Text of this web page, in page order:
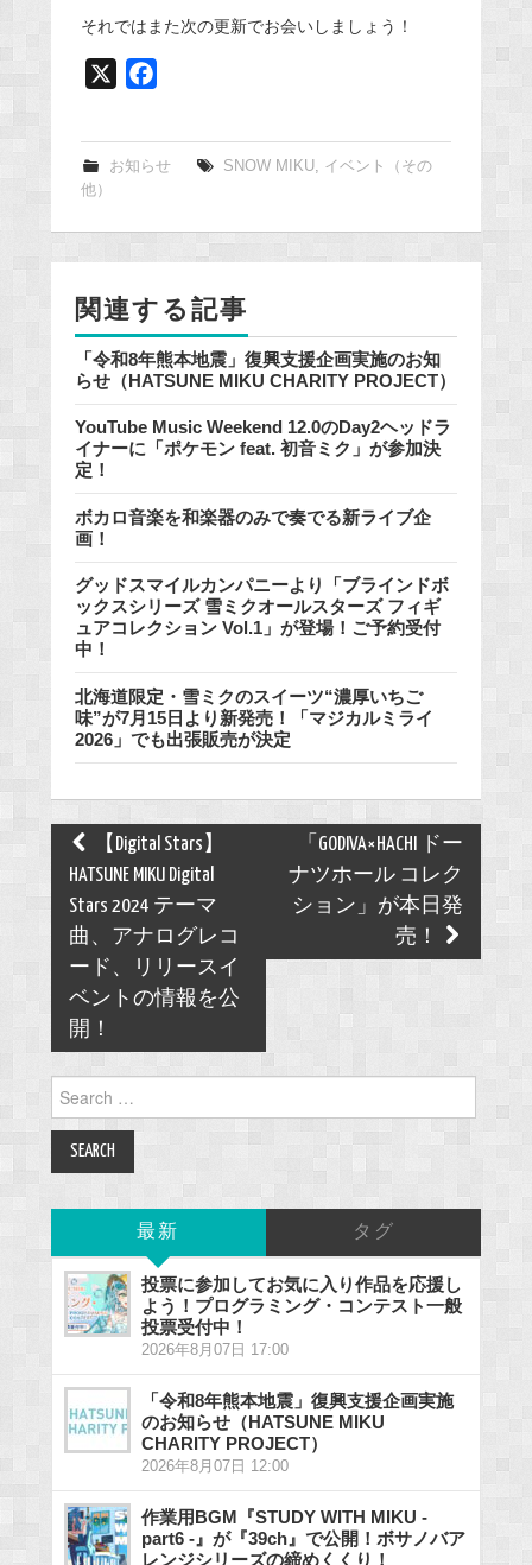
それではまた次の更新でお会いしましょう！
e
o
o
お知らせ SNOW MIKU, イベント（その
他）
関連する記事
「令和8年熊本地震」復興支援企画実施のお知
らせ（HATSUNE MIKU CHARITY PROJECT）
YouTube Music Weekend 12.0のDay2ヘッドラ
イナーに「ポケモン feat. 初音ミク」が参加決
定！
ボカロ音楽を和楽器のみで奏でる新ライブ企
画！
グッドスマイルカンパニーより「ブラインドボ
ックスシリーズ 雪ミクオールスターズ フィギ
ュアコレクション Vol.1」が登場！ご予約受付
中！
北海道限定・雪ミクのスイーツ“濃厚いちご
味”が7月15日より新発売！「マジカルミライ
2026」でも出張販売が決定
Post
navigation
【Digital Stars】
HATSUNE MIKU Digital
Stars 2024 テーマ
曲、アナログレコ
ード、リリースイ
ベントの情報を公
開！
「GODIVA×HACHI ドー
ナツホール コレク
ション」が本日発
売！
Search
for:
最新 タグ
投票に参加してお気に入り作品を応援し
よう！プログラミング・コンテスト一般
投票受付中！
2026年8月07日 17:00
「令和8年熊本地震」復興支援企画実施
のお知らせ（HATSUNE MIKU
CHARITY PROJECT）
2026年8月07日 12:00
作業用BGM『STUDY WITH MIKU -
part6 -』が『39ch』で公開！ボサノバア
レンジシリーズの締めくくり！